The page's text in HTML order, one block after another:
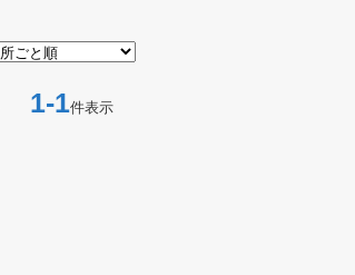
1-1件表示